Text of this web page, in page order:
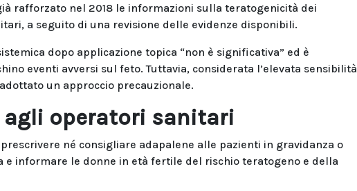
rafforzato nel 2018 le informazioni sulla teratogenicità dei
a seguito di una revisione delle evidenze disponibili.
dopo applicazione topica “non è significativa” ed è
eventi avversi sul feto. Tuttavia, considerata l’elevata sensibilità
un approccio precauzionale.
agli operatori sanitari
né consigliare adapalene alle pazienti in gravidanza o
e informare le donne in età fertile del rischio teratogeno e della